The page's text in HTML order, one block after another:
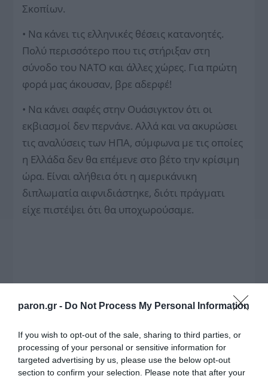
paron.gr - Do Not Process My Personal Information
If you wish to opt-out of the sale, sharing to third parties, or
processing of your personal or sensitive information for
targeted advertising by us, please use the below opt-out
section to confirm your selection. Please note that after your
Σκοπίων.
• Να κάνει τις ελληνικές θέσεις κατανοητές.
Πολύ περισσότερο που τις στήριξαν στη
σύνοδο του ΝΑΤΟ και άλλες χώρες. Για πρώτη
φορά μας άκουσαν, βρε αδερφέ!
• Να κάνει σαφές στην Ουάσιγκτον ότι οι
εκβιασμοί δεν περνάνε. Αλλά και να ακυρώσει
τις αναλύσεις των ΗΠΑ, σύμφωνα με τις οποίες
η Ελλάδα δεν θα επέμενε στο βέτο την κρίσιμη
ώρα. Είναι αλήθεια ότι η αμερικάνικη
διπλωματία αιφνιδιάστηκε, διότι πράγματι
είχε πιστέψει ότι θα υποχωρούσαμε.